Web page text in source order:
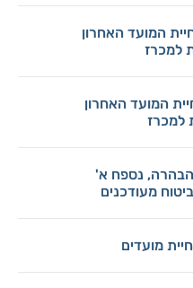
המועד האחרון
למכרז
המועד האחרון
למכרז
נספח א'
מעודכנים
מועדים